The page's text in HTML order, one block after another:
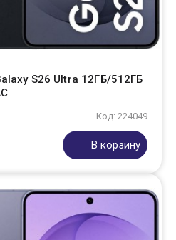
S26 Ultra 12ГБ/512ГБ
Код: 224049
В корзину